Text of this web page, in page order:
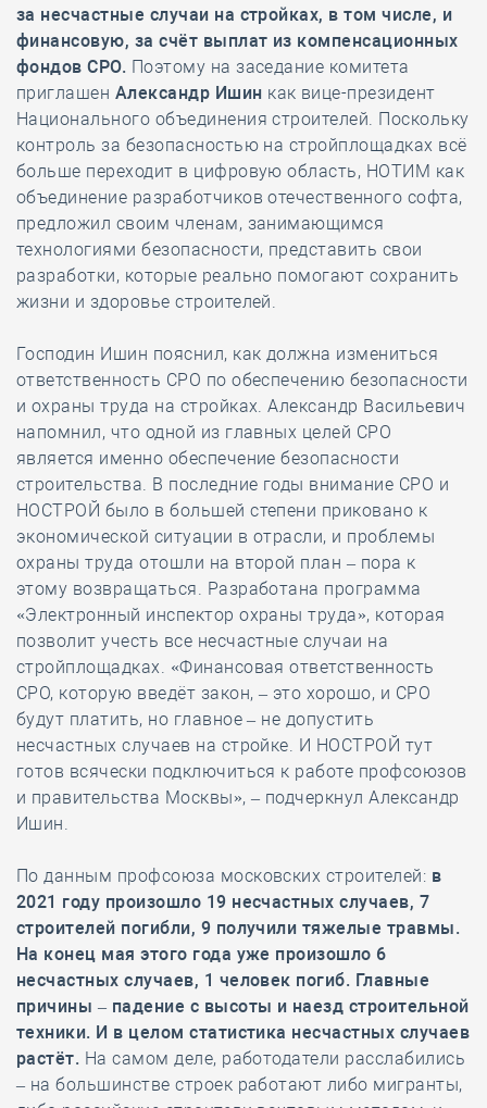
за несчастные случаи на стройках, в том числе, и
финансовую, за счёт выплат из компенсационных
фондов СРО. Поэтому на заседание комитета
приглашен Александр Ишин как вице-президент
Национального объединения строителей. Поскольку
контроль за безопасностью на стройплощадках всё
больше переходит в цифровую область, НОТИМ как
объединение разработчиков отечественного софта,
предложил своим членам, занимающимся
технологиями безопасности, представить свои
разработки, которые реально помогают сохранить
жизни и здоровье строителей.
Господин Ишин пояснил, как должна измениться
ответственность СРО по обеспечению безопасности
и охраны труда на стройках. Александр Васильевич
напомнил, что одной из главных целей СРО
является именно обеспечение безопасности
строительства. В последние годы внимание СРО и
НОСТРОЙ было в большей степени приковано к
экономической ситуации в отрасли, и проблемы
охраны труда отошли на второй план – пора к
этому возвращаться. Разработана программа
«Электронный инспектор охраны труда», которая
позволит учесть все несчастные случаи на
стройплощадках. «Финансовая ответственность
СРО, которую введёт закон, – это хорошо, и СРО
будут платить, но главное – не допустить
несчастных случаев на стройке. И НОСТРОЙ тут
готов всячески подключиться к работе профсоюзов
и правительства Москвы», – подчеркнул Александр
Ишин.
По данным профсоюза московских строителей: в
2021 году произошло 19 несчастных случаев, 7
строителей погибли, 9 получили тяжелые травмы.
На конец мая этого года уже произошло 6
несчастных случаев, 1 человек погиб. Главные
причины – падение с высоты и наезд строительной
техники. И в целом статистика несчастных случаев
растёт. На самом деле, работодатели расслабились
– на большинстве строек работают либо мигранты,